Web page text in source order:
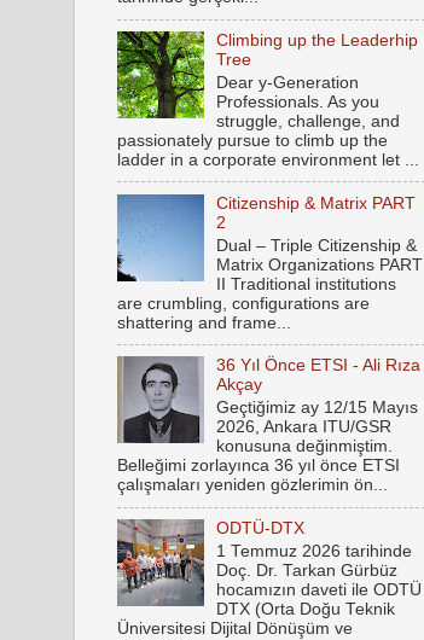
Climbing up the Leaderhip
Tree
Dear y-Generation
Professionals. As you
struggle, challenge, and
passionately pursue to climb up the
ladder in a corporate environment let ...
Citizenship & Matrix PART
2
Dual – Triple Citizenship &
Matrix Organizations PART
II Traditional institutions
are crumbling, configurations are
shattering and frame...
36 Yıl Önce ETSI - Ali Rıza
Akçay
Geçtiğimiz ay 12/15 Mayıs
2026, Ankara ITU/GSR
konusuna değinmiştim.
Belleğimi zorlayınca 36 yıl önce ETSI
çalışmaları yeniden gözlerimin ön...
ODTÜ-DTX
1 Temmuz 2026 tarihinde
Doç. Dr. Tarkan Gürbüz
hocamızın daveti ile ODTÜ
DTX (Orta Doğu Teknik
Üniversitesi Dijital Dönüşüm ve